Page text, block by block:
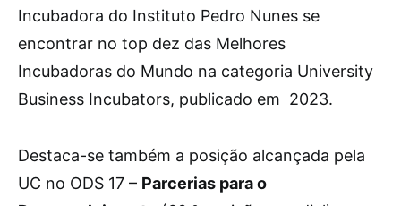
Incubadora do Instituto Pedro Nunes se
encontrar no top dez das Melhores
Incubadoras do Mundo na categoria University
Business Incubators, publicado em 2023.
Destaca-se também a posição alcançada pela
UC no ODS 17 – Parcerias para o